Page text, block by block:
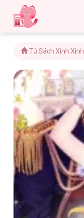
Tủ Sách Xinh Xinh